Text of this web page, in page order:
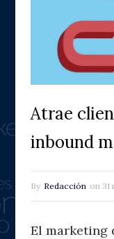
Atrae
inbound
By Redacción on 31
El marketing